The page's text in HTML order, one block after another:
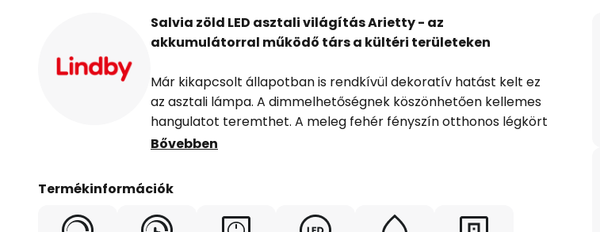
Salvia zöld LED asztali világítás Arietty - az
akkumulátorral működő társ a kültéri területeken
Már kikapcsolt állapotban is rendkívül dekoratív hatást kelt ez
az asztali lámpa. A dimmelhetőségnek köszönhetően kellemes
hangulatot teremthet. A meleg fehér fényszín otthonos légkört
varázsol a kültéri területekre. Az Arietty asztali világítás egy
kialakítás és meggyőző lakberendezési élmény jellemzi a Lindby
szépíti otthonát, és IP65 IP-védettségének köszönhetően por-
Bővebben
Termékinformációk